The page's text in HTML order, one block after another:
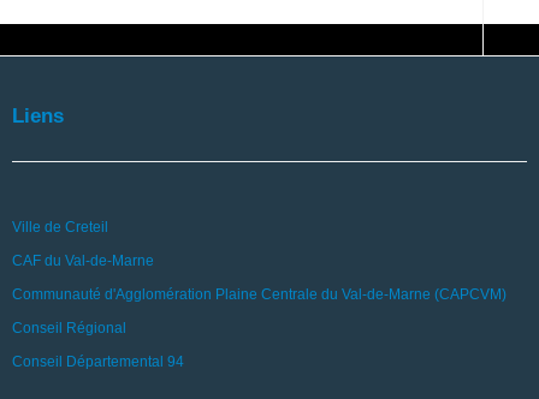
Liens
Ville de Creteil
CAF du Val-de-Marne
Communauté d'Agglomération Plaine Centrale du Val-de-Marne (CAPCVM)
Conseil Régional
Conseil Départemental 94